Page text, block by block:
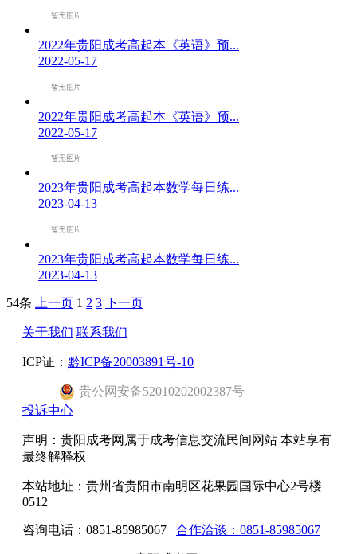
2022年贵阳成考高起本《英语》预...
2022-05-17
2022年贵阳成考高起本《英语》预...
2022-05-17
2023年贵阳成考高起本数学每日练...
2023-04-13
2023年贵阳成考高起本数学每日练...
2023-04-13
54条 上一页 1 2 3 下一页
关于我们 联系我们
ICP证： 黔ICP备20003891号-10
贵公网安备52010202002387号
投诉中心
声明：贵阳成考网属于成考信息交流民间网站 本站享有
最终解释权
本站地址：贵州省贵阳市南明区花果园国际中心2号楼
0512
咨询电话：0851-85985067 合作洽谈：0851-85985067